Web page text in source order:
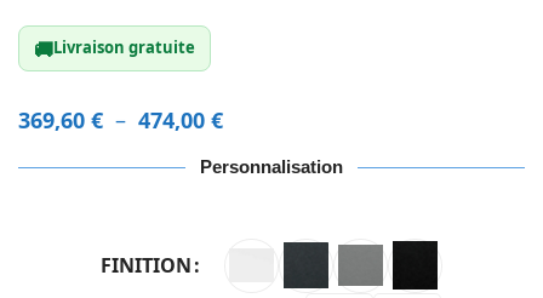
🚚Livraison gratuite
369,60 € – 474,00 €
Personnalisation
FINITION